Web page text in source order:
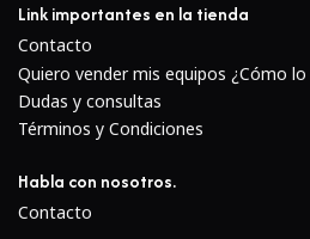
reflejos de la superficie, los
fantasma para aumentar el
reproducción cromática en
iluminación fuertes.
El diafragma redondeado de
una agradable calidad bokeh
técnicas de poca profundidad
Link importantes en la tienda
Contacto
Quiero vender mis equipos ¿Cómo lo
Dudas y consultas
Términos y Condiciones
Habla con nosotros.
Contacto